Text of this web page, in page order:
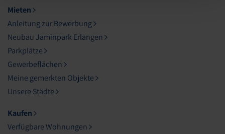
Mieten
Anleitung zur Bewerbung
Neubau Jaminpark Erlangen
Parkplätze
Gewerbeflächen
Meine gemerkten Objekte
Unsere Städte
Kaufen
Verfügbare Wohnungen